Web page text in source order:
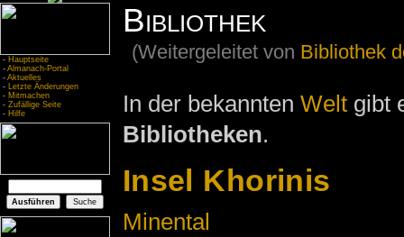
- Hauptseite
- Almanach-Portal
- Aktuelles
- Letzte Änderungen
- Mitmachen
- Zufällige Seite
- Hilfe
Bibliothek
(Weitergeleitet von Bibliothek
In der bekannten Weltgibt
Bibliotheken.
Insel Khorinis
Minental